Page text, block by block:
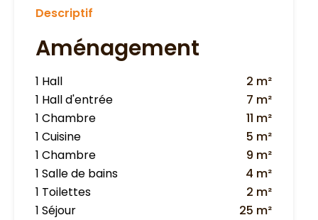
Descriptif
Aménagement
1 Hall
2 m²
1 Hall d'entrée
7 m²
1 Chambre
11 m²
1 Cuisine
5 m²
1 Chambre
9 m²
1 Salle de bains
4 m²
1 Toilettes
2 m²
1 Séjour
25 m²